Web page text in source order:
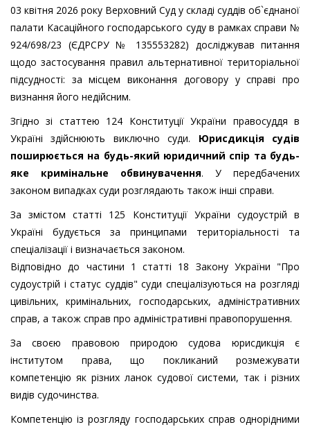
03 квітня 2026 року Верховний Суд у складі суддів об`єднаної
палати Касаційного господарського суду в рамках справи №
924/698/23 (ЄДРСРУ № 135553282) досліджував питання
щодо застосування правил альтернативної територіальної
підсудності: за місцем виконання договору у справі про
визнання його недійсним.
Згідно зі статтею 124 Конституції України правосуддя в
Україні здійснюють виключно суди. Юрисдикція судів
поширюється на будь-який юридичний спір та будь-
яке кримінальне обвинувачення. У передбачених
законом випадках суди розглядають також інші справи.
За змістом статті 125 Конституції України судоустрій в
Україні будується за принципами територіальності та
спеціалізації і визначається законом.
Відповідно до частини 1 статті 18 Закону України "Про
судоустрій і статус суддів" суди спеціалізуються на розгляді
цивільних, кримінальних, господарських, адміністративних
справ, а також справ про адміністративні правопорушення.
За своєю правовою природою судова юрисдикція є
інститутом права, що покликаний розмежувати
компетенцію як різних ланок судової системи, так і різних
видів судочинства.
Компетенцію із розгляду господарських справ однорідними